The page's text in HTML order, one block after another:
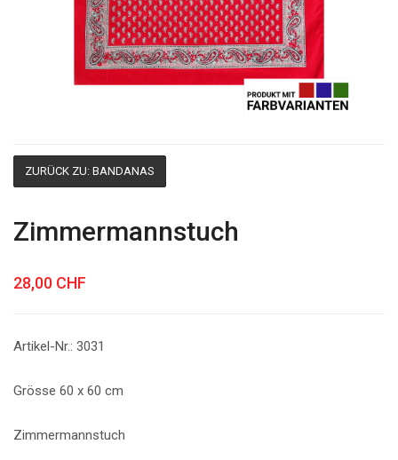
ZURÜCK ZU: BANDANAS
Zimmermannstuch
28,00 CHF
Artikel-Nr.: 3031
Grösse 60 x 60 cm
Zimmermannstuch